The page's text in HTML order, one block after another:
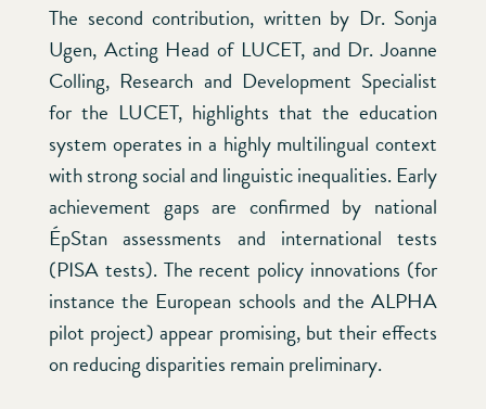
The second contribution, written by Dr. Sonja
Ugen, Acting Head of LUCET, and Dr. Joanne
Colling, Research and Development Specialist
for the LUCET, highlights that the education
system operates in a highly multilingual context
with strong social and linguistic inequalities. Early
achievement gaps are confirmed by national
ÉpStan assessments and international tests
(PISA tests). The recent policy innovations (for
instance the European schools and the ALPHA
pilot project) appear promising, but their effects
on reducing disparities remain preliminary.